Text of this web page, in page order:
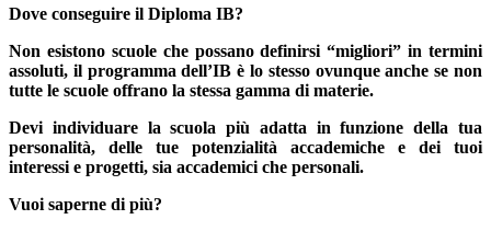
Dove conseguire il Diploma IB?
Non esistono scuole che possano definirsi “migliori” in termini
assoluti, il programma dell’IB è lo stesso ovunque anche se non
tutte le scuole offrano la stessa gamma di materie.
Devi individuare la scuola più adatta in funzione della tua
personalità, delle tue potenzialità accademiche e dei tuoi
interessi e progetti, sia accademici che personali.
Vuoi saperne di più?